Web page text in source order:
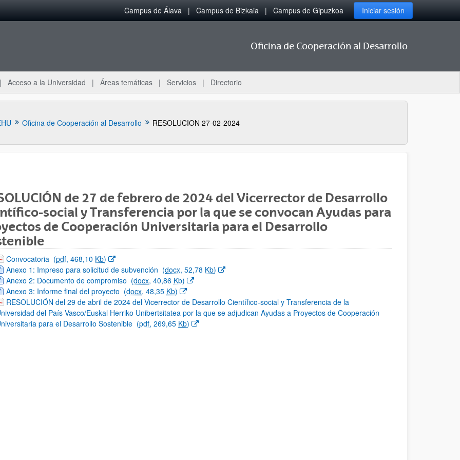
Campus de Álava Campus de Bizkaia Campus de Gipuzkoa Iniciar sesión
Oficina de Cooperación al Desarrollo
Acceso a la Universidad Áreas temáticas Servicios Directorio
Oficina de Cooperación al Desarrollo RESOLUCION 27-02-2024
subpáginas
subpáginas
de 27 de febrero de 2024 del Vicerrector de Desarrollo
social y Transferencia por la que se convocan Ayudas para
de Cooperación Universitaria para el Desarrollo
(Abre una nueva ventana)
Convocatoria (pdf, 468,10 Kb)
(Abre una nueva ventana)
Anexo 1: Impreso para solicitud de subvención (docx, 52,78 Kb)
(Abre una nueva ventana)
Anexo 2: Documento de compromiso (docx, 40,86 Kb)
(Abre una nueva ventana)
Anexo 3: Informe final del proyecto (docx, 48,35 Kb)
(Abre una nueva ventana)
RESOLUCIÓN del 29 de abril de 2024 del Vicerrector de Desarrollo Científico-social y Transferencia de la
del País Vasco/Euskal Herriko Unibertsitatea por la que se adjudican Ayudas a Proyectos de Cooperación
para el Desarrollo Sostenible (pdf, 269,65 Kb)